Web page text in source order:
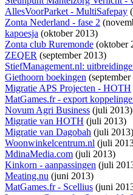
AllesVoorParket - MultiSafepay
Zonta Nederland - fase 2
kapoesja (oktober 2013)
Zonta club Ruremonde (oktober
ZEQER (september 2013)
StiefManagement.nl:
Giethoorn boekingen
Migratie APS Projecten - HOTH
MatGames.fr - export
Novum Agri Business (juli 2013)
Migratie van HOTH (juli 2013)
Migratie van Dagobah (juli 2013)
Woonwinkelcentrum.nl (juli
MdinaMedia.com (juli 2013)
Kinkorn - aanpassingen (juli
Meating.nu (juni 2013)
MatGames.fr - Scellius (juni